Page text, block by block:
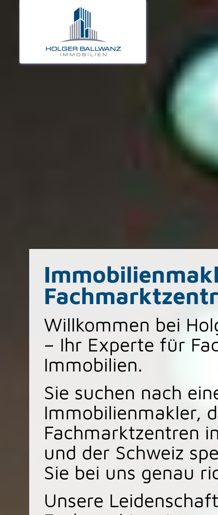
Willkommen bei
– Ihr Experte für
Immobilien.
Sie suchen nach
Immobilienmakler,
Fachmarktzentren
und der Schweiz
Sie bei uns genau
Unsere